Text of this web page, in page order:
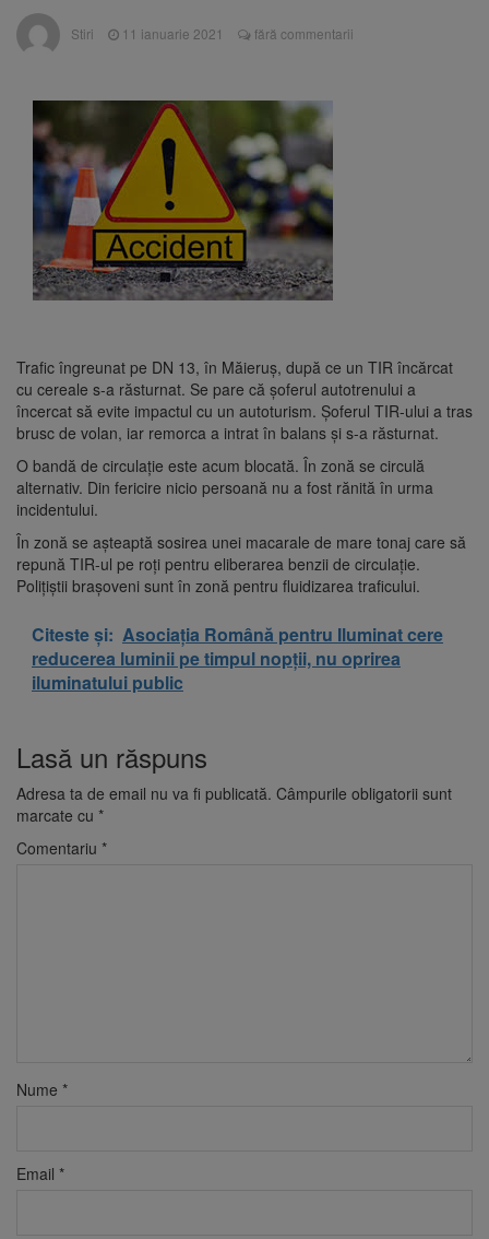
7 august 2026
Platforma Belvedere de pe
8 august 2026
Asociația Română pentru
Iluminat cere reducerea luminii pe timpul
nopții, nu oprirea iluminatului public
Stiri 11 ianuarie 2021 fără commentarii
Trafic îngreunat pe DN 13, în Măieruș, după ce un TIR încărcat
cu cereale s-a răsturnat. Se pare că șoferul autotrenului a
încercat să evite impactul cu un autoturism. Șoferul TIR-ului a tras
brusc de volan, iar remorca a intrat în balans și s-a răsturnat.
O bandă de circulație este acum blocată. În zonă se circulă
alternativ. Din fericire nicio persoană nu a fost rănită în urma
incidentului.
În zonă se așteaptă sosirea unei macarale de mare tonaj care să
repună TIR-ul pe roți pentru eliberarea benzii de circulație.
Polițiștii brașoveni sunt în zonă pentru fluidizarea traficului.
Citeste și: Asociația Română pentru Iluminat cere
reducerea luminii pe timpul nopții, nu oprirea
iluminatului public
Lasă un răspuns
Adresa ta de email nu va fi publicată. Câmpurile obligatorii sunt
marcate cu *
Comentariu *
Nume *
Email *